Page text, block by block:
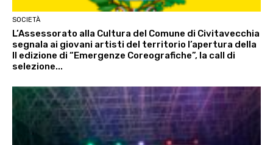
SOCIETÀ
L’Assessorato alla Cultura del Comune di Civitavecchia
segnala ai giovani artisti del territorio l’apertura della
II edizione di “Emergenze Coreografiche”, la call di
selezione...